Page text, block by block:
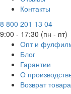
Контакты
8 800 201 13 04
9:00 - 17:30 (пн - пт)
Опт и
Блог
Гарантии
О
Возврат товара